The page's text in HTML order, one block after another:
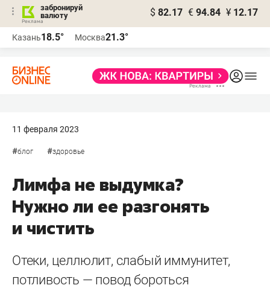
забронируй
валюту
$ 82.17 € 94.84 ¥ 12.17
Казань18.5° Москва21.3°
11 февраля 2023
#блог #здоровье
Лимфа не выдумка?
Нужно ли ее разгонять
и чистить
Отеки, целлюлит, слабый иммунитет,
потливость — повод бороться